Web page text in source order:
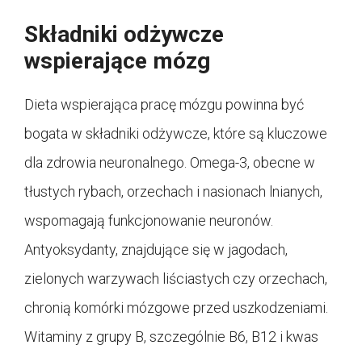
Składniki odżywcze
wspierające mózg
Dieta wspierająca pracę mózgu powinna być
bogata w składniki odżywcze, które są kluczowe
dla zdrowia neuronalnego. Omega-3, obecne w
tłustych rybach, orzechach i nasionach lnianych,
wspomagają funkcjonowanie neuronów.
Antyoksydanty, znajdujące się w jagodach,
zielonych warzywach liściastych czy orzechach,
chronią komórki mózgowe przed uszkodzeniami.
Witaminy z grupy B, szczególnie B6, B12 i kwas